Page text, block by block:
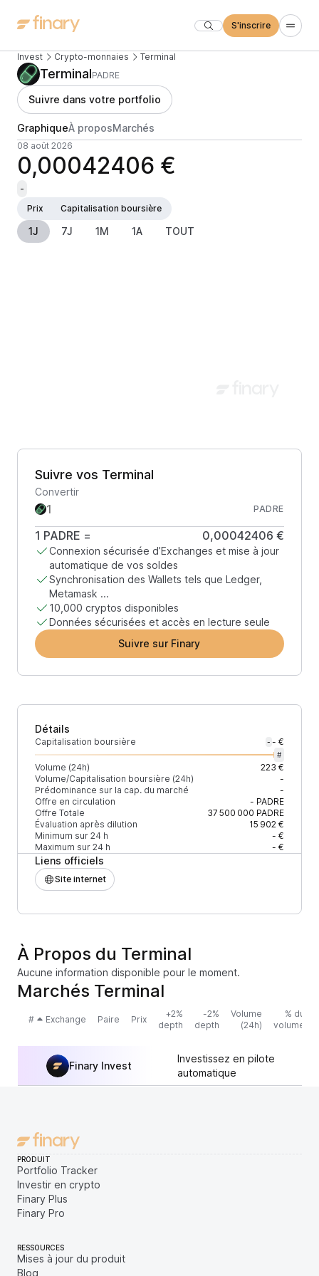
S'inscrire
Invest Crypto-monnaies Terminal
TerminalPADRE
Suivre dans votre portfolio
GraphiqueÀ proposMarchés
08 août 2026
0,00042406 €
-
Prix
Capitalisation boursière
1J 7J 1M 1A TOUT
Suivre vos Terminal
Convertir
PADRE
1 PADRE = 0,00042406 €
Connexion sécurisée d’Exchanges et mise à jour
automatique de vos soldes
Synchronisation des Wallets tels que Ledger,
Metamask ...
10,000 cryptos disponibles
Données sécurisées et accès en lecture seule
Suivre sur Finary
Détails
Capitalisation boursière - - €
#
Volume (24h)
223 €
Volume/Capitalisation boursière (24h)
-
Prédominance sur la cap. du marché
-
Offre en circulation
- PADRE
Offre Totale
37 500 000 PADRE
Évaluation après dilution
15 902 €
Minimum sur 24 h
- €
Maximum sur 24 h
- €
Liens officiels
Site internet
À Propos du Terminal
Aucune information disponible pour le moment.
Marchés Terminal
# Exchange Paire Prix
+2%
depth
-2%
depth
Volume
(24h)
% du
volume
Finary Invest
Investissez en pilote
automatique
PRODUIT
Portfolio Tracker
Investir en crypto
Finary Plus
Finary Pro
RESSOURCES
Mises à jour du produit
Blog